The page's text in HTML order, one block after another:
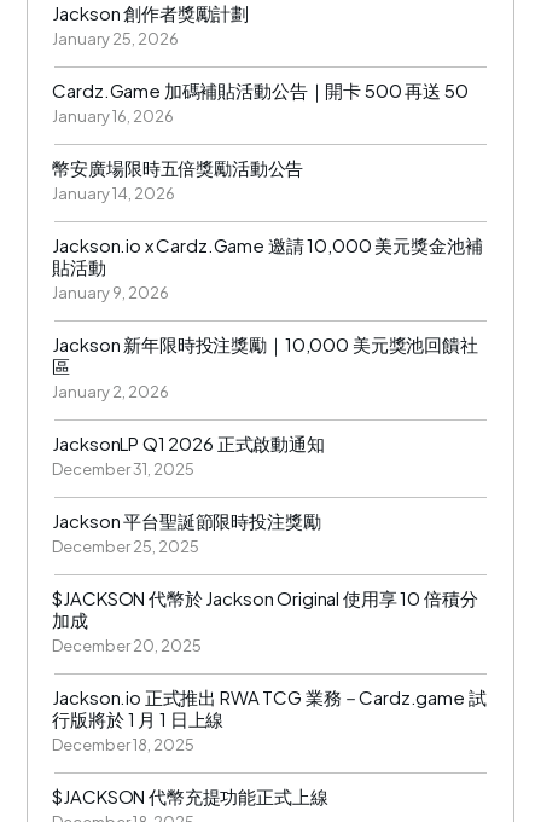
Jackson 創作者獎勵計劃
January 25, 2026
Cardz.Game 加碼補貼活動公告｜開卡 500 再送 50
January 16, 2026
幣安廣場限時五倍獎勵活動公告
January 14, 2026
Jackson.io x Cardz.Game 邀請 10,000 美元獎金池補
貼活動
January 9, 2026
Jackson 新年限時投注獎勵｜10,000 美元獎池回饋社
區
January 2, 2026
JacksonLP Q1 2026 正式啟動通知
December 31, 2025
Jackson 平台聖誕節限時投注獎勵
December 25, 2025
$JACKSON 代幣於 Jackson Original 使用享 10 倍積分
加成
December 20, 2025
Jackson.io 正式推出 RWA TCG 業務－Cardz.game 試
行版將於 1 月 1 日上線
December 18, 2025
$JACKSON 代幣充提功能正式上線